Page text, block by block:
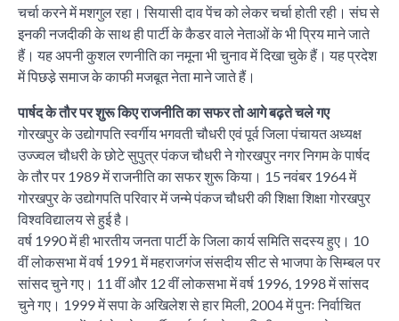
चर्चा करने में मशगुल रहा। सियासी दाव पेंच को लेकर चर्चा होती रही। संघ से
इनकी नजदीकी के साथ ही पार्टी के कैडर वाले नेताओं के भी प्रिय माने जाते
हैं। यह अपनी कुशल रणनीति का नमूना भी चुनाव में दिखा चुके हैं। यह प्रदेश
में पिछडे़ समाज के काफी मजबूत नेता माने जाते हैं।
पार्षद के तौर पर शुरू किए राजनीति का सफर तो आगे बढ़ते चले गए
गोरखपुर के उद्योगपति स्वर्गीय भगवती चौधरी एवं पूर्व जिला पंचायत अध्यक्ष
उज्ज्वल चौधरी के छोटे सुपुत्र पंकज चौधरी ने गोरखपुर नगर निगम के पार्षद
के तौर पर 1989 में राजनीति का सफर शुरू किया। 15 नवंबर 1964 में
गोरखपुर के उद्योगपति परिवार में जन्मे पंकज चौधरी की शिक्षा शिक्षा गोरखपुर
विश्वविद्यालय से हुई है।
वर्ष 1990 में ही भारतीय जनता पार्टी के जिला कार्य समिति सदस्य हुए। 10
वीं लोकसभा में वर्ष 1991 में महराजगंज संसदीय सीट से भाजपा के सिम्बल पर
सांसद चुने गए। 11 वीं और 12 वीं लोकसभा में वर्ष 1996, 1998 में सांसद
चुने गए। 1999 में सपा के अखिलेश से हार मिली, 2004 में पुनः निर्वाचित